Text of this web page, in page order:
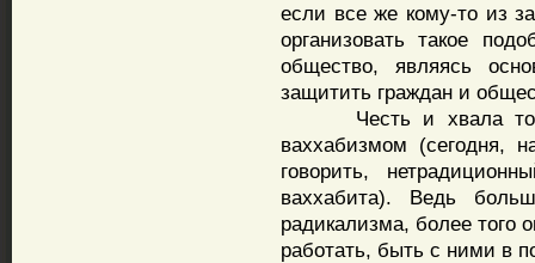
если все же кому-то из
организовать такое
общество, являясь
защитить граждан и
Честь и хвала тому,
ваххабизмом (сегодня,
говорить,
ваххабита). Ведь
радикализма, более того
работать, быть с ними в